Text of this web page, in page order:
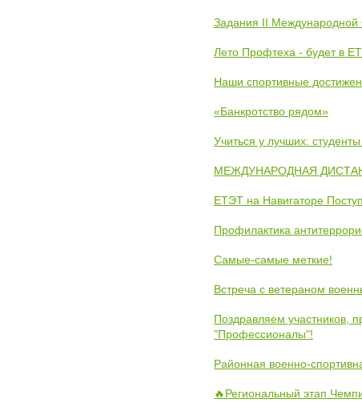
Задания II
Лето Профтеха - будет в
Наши спортивные
«Банкротство рядом»
Учиться у лучших:
МЕЖДУНАРОДНАЯ
ЕТЭТ на Навигаторе
Профилактика
Самые-самые меткие!
Встреча с ветераном
Поздравляем участников,
"Профессионалы"!
Районная военно-
🔥Региональный этап